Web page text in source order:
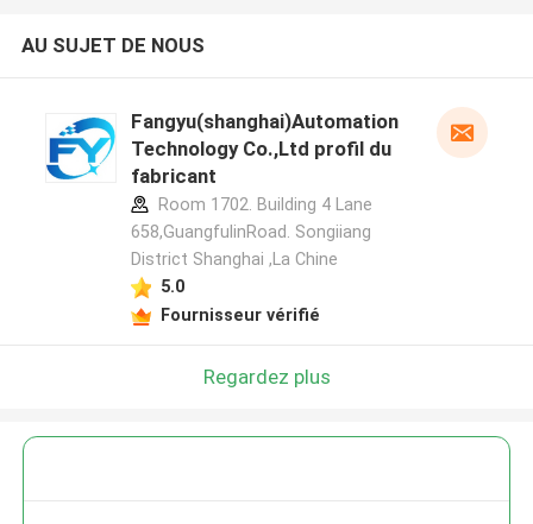
AU SUJET DE NOUS
Fangyu(shanghai)Automation
Technology Co.,Ltd profil du
fabricant
Room 1702. Building 4 Lane
658,GuangfulinRoad. Songiiang
District Shanghai ,La Chine
5.0
Fournisseur vérifié
Regardez plus